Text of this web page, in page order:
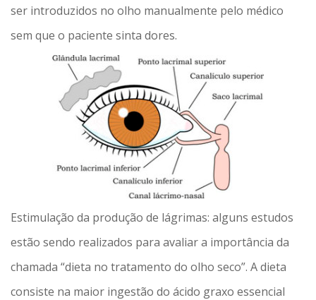
ser introduzidos no olho manualmente pelo médico
sem que o paciente sinta dores.
Estimulação da produção de lágrimas: alguns estudos
estão sendo realizados para avaliar a importância da
chamada “dieta no tratamento do olho seco”. A dieta
consiste na maior ingestão do ácido graxo essencial